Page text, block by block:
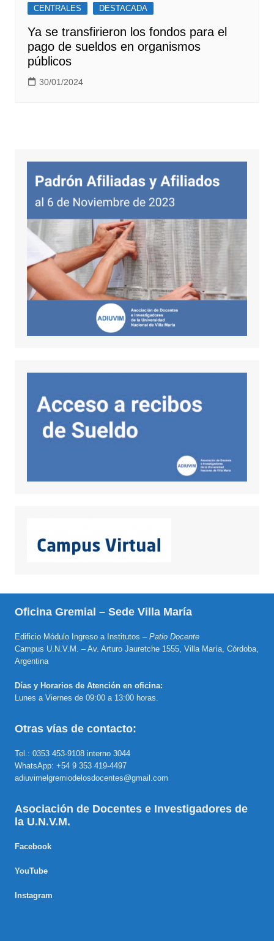
CENTRALES DESTACADA
Ya se transfirieron los fondos para el
pago de sueldos en organismos
públicos
30/01/2024
Oficina Gremial – Sede Villa María
Edificio Módulo Ingreso a Institutos – Patio Docente
Campus U.N.V.M. – Av. Arturo Jauretche 1555, Villa María, Córdoba,
Argentina
Días y Horarios de Atención en oficina:
Lunes a Viernes de 09:00 a 13:00 horas.
Otras vías de contacto:
Tel.: 0353 453-9108 interno 3044
WhatsApp: +54 9 353 419-4497
adiuvimelgremiodelosdocentes@gmail.com
Asociación de Docentes e Investigadores de
la U.N.V.M.
Facebook
YouTube
Instagram